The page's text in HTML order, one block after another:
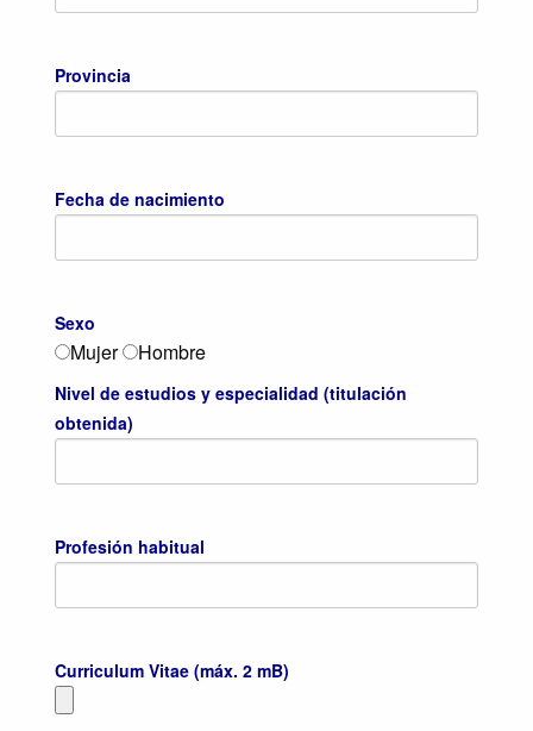
Provincia
Fecha de nacimiento
Sexo
Mujer Hombre
Nivel de estudios y especialidad (titulación
obtenida)
Profesión habitual
Curriculum Vitae (máx. 2 mB)